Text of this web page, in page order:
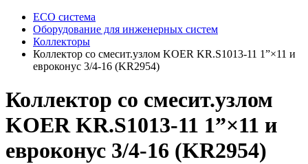
ECO система
Оборудование для инженерных систем
Коллекторы
Коллектор со смесит.узлом KOER KR.S1013-11 1”×11 и
евроконус 3/4-16 (KR2954)
Коллектор со смесит.узлом
KOER KR.S1013-11 1”×11 и
евроконус 3/4-16 (KR2954)